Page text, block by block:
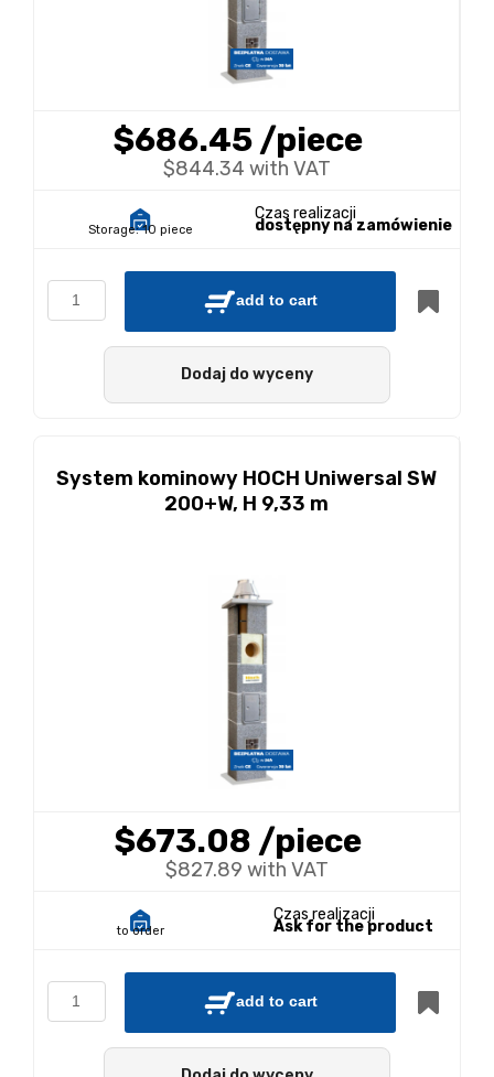
$686.45/piece
$844.34 with VAT
Storage: 10 piece
Czas realizacji
dostępny na zamówienie
add to cart
Dodaj do wyceny
System kominowy HOCH Uniwersal SW
200+W, H 9,33 m
$673.08 /piece
$827.89 with VAT
to order
Czas realizacji
Ask for the product
add to cart